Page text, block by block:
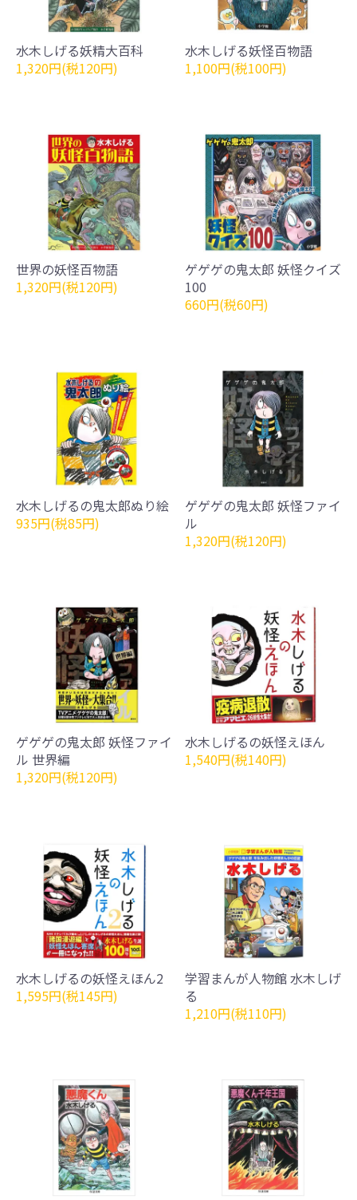
水木しげる妖精大百科
1,320円(税120円)
水木しげる妖怪百物語
1,100円(税100円)
世界の妖怪百物語
1,320円(税120円)
ゲゲゲの鬼太郎 妖怪クイズ
100
660円(税60円)
水木しげるの鬼太郎ぬり絵
935円(税85円)
ゲゲゲの鬼太郎 妖怪ファイ
ル
1,320円(税120円)
ゲゲゲの鬼太郎 妖怪ファイ
ル 世界編
1,320円(税120円)
水木しげるの妖怪えほん
1,540円(税140円)
水木しげるの妖怪えほん2
1,595円(税145円)
学習まんが人物館 水木しげ
る
1,210円(税110円)